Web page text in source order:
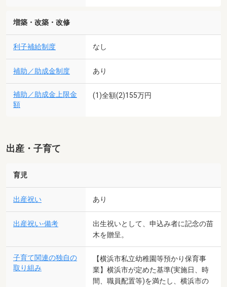
増築・改築・改修
利子補給制度 なし
補助／助成金制度 あり
補助／助成金上限金
額
(1)全額(2)155万円
出産・子育て
育児
出産祝い あり
出産祝い-備考
出生祝いとして、申込み者に記念の苗
木を贈呈。
子育て関連の独自の
取り組み
【横浜市私立幼稚園等預かり保育事
業】横浜市が定めた基準(実施日、時
間、職員配置等)を満たし、横浜市の